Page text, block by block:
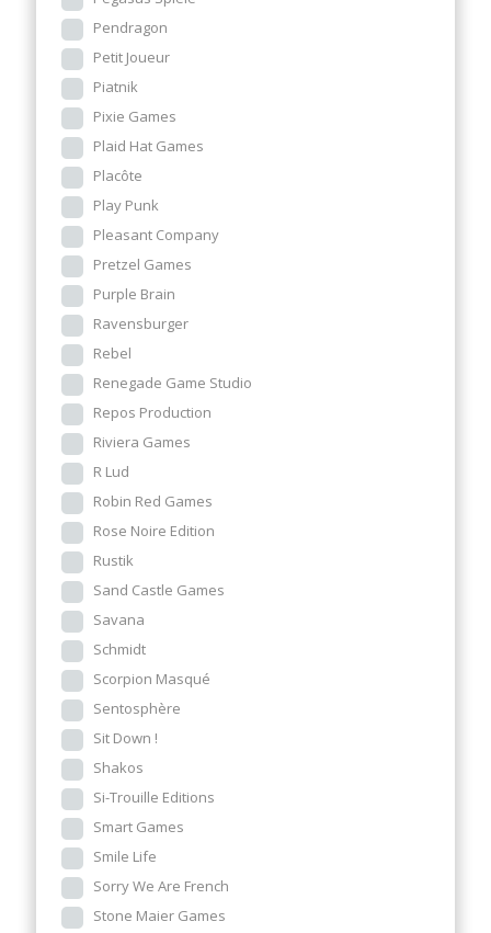
Pendragon
Petit Joueur
Piatnik
Pixie Games
Plaid Hat Games
Placôte
Play Punk
Pleasant Company
Pretzel Games
Purple Brain
Ravensburger
Rebel
Renegade Game Studio
Repos Production
Riviera Games
R Lud
Robin Red Games
Rose Noire Edition
Rustik
Sand Castle Games
Savana
Schmidt
Scorpion Masqué
Sentosphère
Sit Down !
Shakos
Si-Trouille Editions
Smart Games
Smile Life
Sorry We Are French
Stone Maier Games